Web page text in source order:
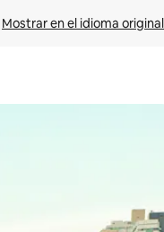
Mostrar en el idioma original